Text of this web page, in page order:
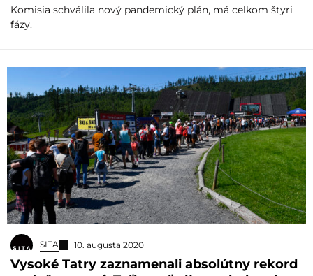
Komisia schválila nový pandemický plán, má celkom štyri
fázy.
SITA 10. augusta 2020
Vysoké Tatry zaznamenali absolútny rekord